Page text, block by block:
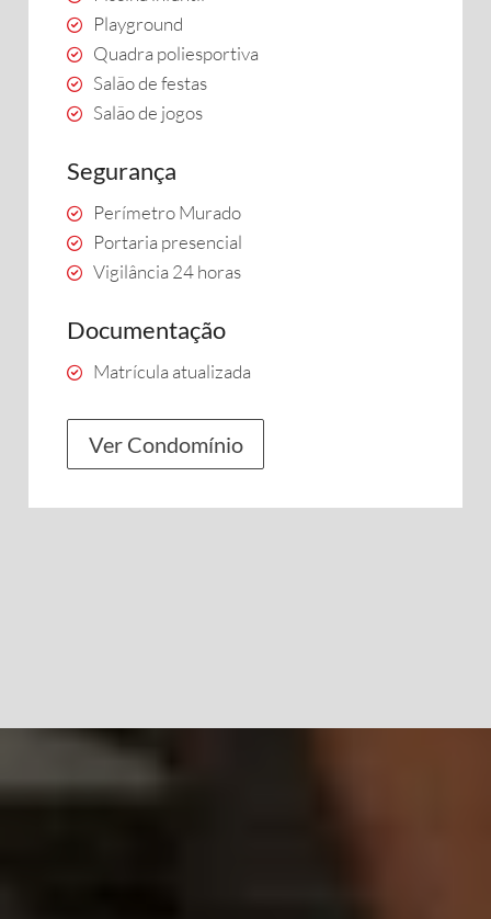
Playground
Quadra poliesportiva
Salão de festas
Salão de jogos
Segurança
Perímetro Murado
Portaria presencial
Vigilância 24 horas
Documentação
Matrícula atualizada
Ver Condomínio